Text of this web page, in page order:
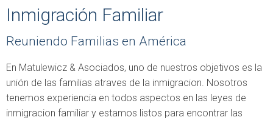
Inmigración Familiar
Reuniendo Familias en América
En Matulewicz & Asociados, uno de nuestros objetivos es la
unión de las familias atraves de la inmigracion. Nosotros
tenemos experiencia en todos aspectos en las leyes de
inmigracion familiar y estamos listos para encontrar las